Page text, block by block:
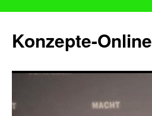
Konzepte-Online